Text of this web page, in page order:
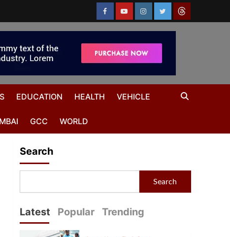
EDUCATION HEALTH VEHICLE
GCC WORLD
Search
Search
Latest Popular Trending